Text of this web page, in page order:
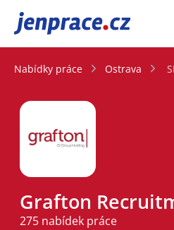
JenPráce.cz
Nabídky práce Ostrava
Grafton
275 nabídek práce